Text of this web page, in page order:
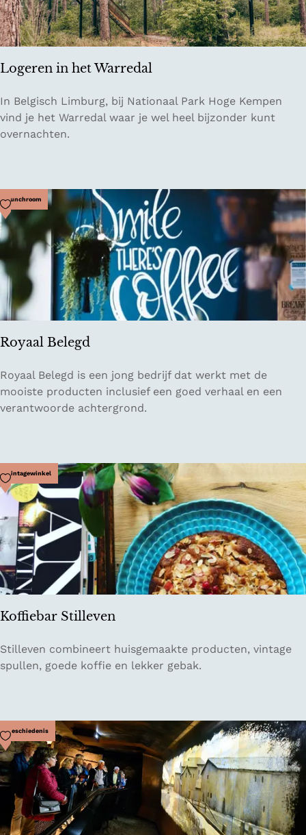
o
m
h
t
j
i
f
a
f
Logeren in het Warredal
L
o
g
n
i
n
h
e
t
W
a
r
d
a
l
In Belgisch Limburg, bij Nationaal Park Hoge Kempen
vind je het Warredal waar je wel heel bijzonder kunt
overnachten.
Royaal Belegd
R
o
y
B
e
e
g
d
Lunchroom
Voeg toe als favoriet
Royaal Belegd is een jong bedrijf dat werkt met de
mooiste producten inclusief een goed verhaal en een
verantwoorde achtergrond.
Koffiebar Stilleven
K
o
b
a
r
S
l
Vintagewinkel
Voeg toe als favoriet
Stilleven combineert huisgemaakte producten, vintage
spullen, goede koffie en lekker gebak.
Geschiedenis
Voeg toe als favoriet